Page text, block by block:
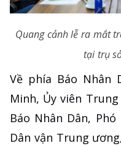
Quang cảnh lễ ra mắt
tại trụ
Về phía Báo Nhân
Minh, Ủy viên
Báo Nhân Dân,
Dân vận Trung